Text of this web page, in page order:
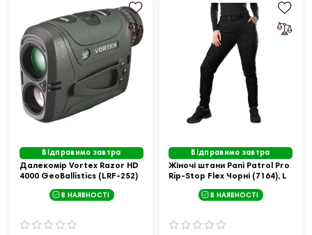
Відправимо завтра
Далекомір Vortex Razor HD
4000 GeoBallistics (LRF-252)
В НАЯВНОСТІ
Відправимо завтра
Жіночі штани Pani Patrol Pro
Rip-Stop Flex Чорні (7164), L
В НАЯВНОСТІ